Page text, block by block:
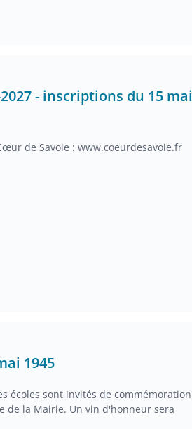
- inscriptions du 15 mai
de Savoie : www.coeurdesavoie.fr
1945
écoles sont invités de commémoration
de la Mairie. Un vin d'honneur sera